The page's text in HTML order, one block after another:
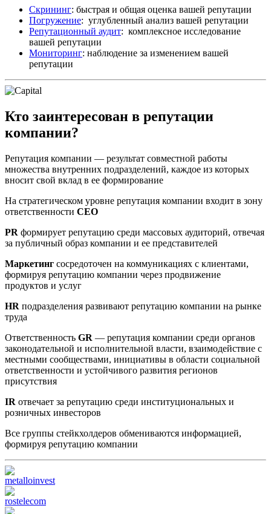
Скрининг: быстрая и общая оценка вашей репутации
Погружение: углубленный анализ вашей репутации
Репутационный аудит: комплексное исследование
вашей репутации
Мониторинг: наблюдение за изменением вашей
репутации
Кто заинтересован в репутации
компании?
Репутация компании — результат совместной работы
множества внутренних подразделений, каждое из которых
вносит свой вклад в ее формирование
На стратегическом уровне репутация компании входит в зону
ответственности CEO
PR формирует репутацию среди массовых аудиторий, отвечая
за публичный образ компании и ее представителей
Маркетинг сосредоточен на коммуникациях с клиентами,
формируя репутацию компании через продвижение
продуктов и услуг
HR подразделения развивают репутацию компании на рынке
труда
Ответственность GR — репутация компании среди органов
законодательной и исполнительной власти, взаимодействие с
местными сообществами, инициативы в области социальной
ответственности и устойчивого развития регионов
присутствия
IR отвечает за репутацию среди институциональных и
розничных инвесторов
Все группы стейкхолдеров обмениваются информацией,
формируя репутацию компании